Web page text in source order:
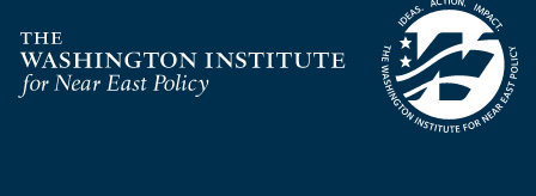
Homepage